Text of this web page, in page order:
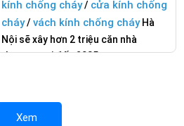
kính chống cháy/ cửa kính chống
cháy/ vách kính chống cháyHà
Nội sẽ xây hơn 2 triệu căn nhà
thương mại đến 2035
Xem